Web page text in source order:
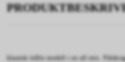
klassisk tidlös modell i en ull mix.